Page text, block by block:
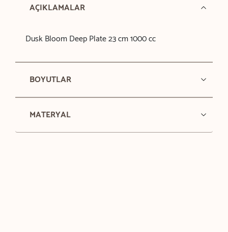
AÇIKLAMALAR
Dusk Bloom Deep Plate 23 cm 1000 cc
BOYUTLAR
MATERYAL